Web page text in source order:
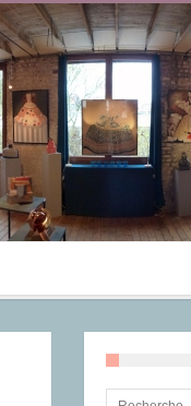
Rechercher :